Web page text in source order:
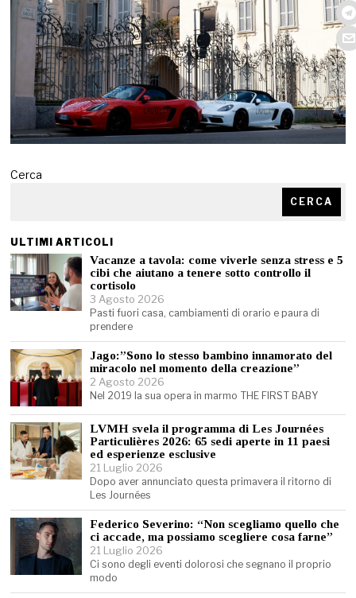
Cerca
CERCA
ULTIMI ARTICOLI
Vacanze a tavola: come viverle senza stress e 5
cibi che aiutano a tenere sotto controllo il
cortisolo
3 Agosto 2026
Pasti fuori casa, cambiamenti di orario e paura di
prendere
Jago:”Sono lo stesso bambino innamorato del
miracolo nel momento della creazione”
2 Agosto 2026
Nel 2019 la sua opera in marmo THE FIRST BABY
LVMH svela il programma di Les Journées
Particulières 2026: 65 sedi aperte in 11 paesi
ed esperienze esclusive
21 Luglio 2026
Dopo aver annunciato questa primavera il ritorno di
Les Journées
Federico Severino: “Non scegliamo quello che
ci accade, ma possiamo scegliere cosa farne”
21 Luglio 2026
Ci sono degli eventi dolorosi che segnano il proprio
modo